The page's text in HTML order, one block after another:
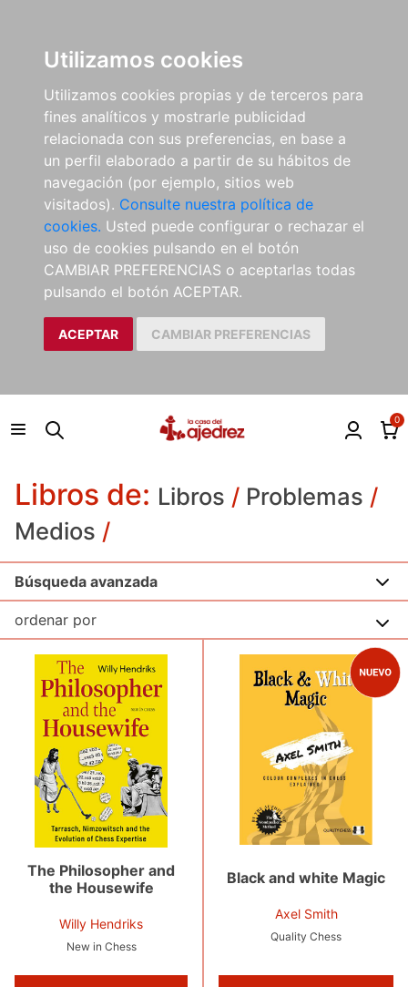
Utilizamos cookies
Utilizamos cookies propias y de terceros para
fines analíticos y mostrarle publicidad
relacionada con sus preferencias, en base a
un perfil elaborado a partir de su hábitos de
navegación (por ejemplo, sitios web
visitados). Consulte nuestra política de
cookies. Usted puede configurar o rechazar el
uso de cookies pulsando en el botón
CAMBIAR PREFERENCIAS o aceptarlas todas
pulsando el botón ACEPTAR.
ACEPTAR CAMBIAR PREFERENCIAS
0
Libros de: Libros / Problemas /
Medios /
Búsqueda avanzada
The Philosopher and
the Housewife
Willy Hendriks
New in Chess
Black and white Magic
Axel Smith
Quality Chess